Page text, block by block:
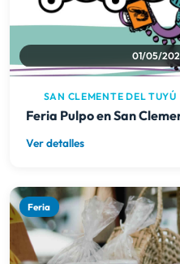
01/05/
SAN CLEMENTE DEL TUYÚ
Feria Pulpo en San
Ver detalles
Feria